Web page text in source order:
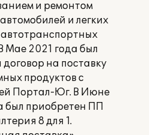
и ремонтом
и легких
автотранспортных
Мае 2021 года был
договор на поставку
продуктов с
Портал-Юг. В Июне
был приобретен ПП
8 для 1.